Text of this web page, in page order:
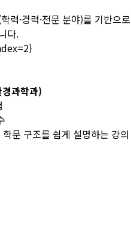
력·경력·전문 분야)를 기반으로
다.
과학과)
문 구조를 쉽게 설명하는 강의